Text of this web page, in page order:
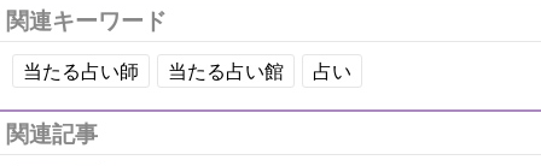
関連キーワード
当たる占い師 当たる占い館 占い
関連記事